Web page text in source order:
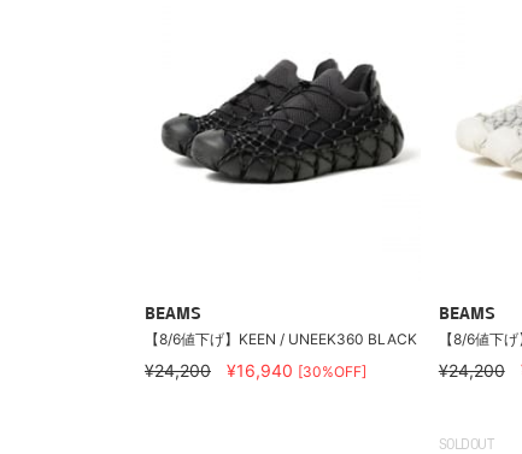
BEAMS
【8/6値下げ】KEEN / UNEEK360 BLACK
¥24,200 ¥16,940 [30%OFF]
BEAMS
【8/6値下
¥24,200
SOLDOUT